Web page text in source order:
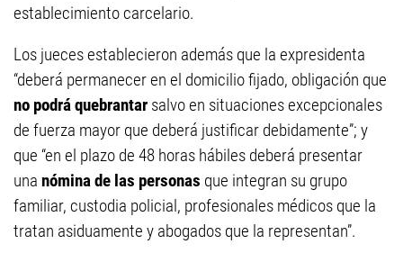
establecimiento carcelario.
Los jueces establecieron además que la expresidenta
“deberá permanecer en el domicilio fijado, obligación que
no podrá quebrantar salvo en situaciones excepcionales
de fuerza mayor que deberá justificar debidamente”; y
que “en el plazo de 48 horas hábiles deberá presentar
una nómina de las personas que integran su grupo
familiar, custodia policial, profesionales médicos que la
tratan asiduamente y abogados que la representan”.